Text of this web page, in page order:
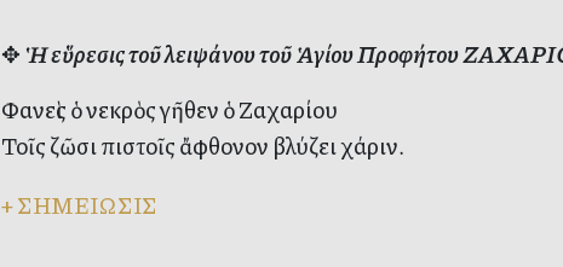
✥ Ἡ εὕρεσις τοῦ λειψάνου τοῦ Ἁγίου Προφήτου
Φανεὶς ὁ νεκρὸς γῆθεν ὁ Ζαχαρίου
Τοῖς ζῶσι πιστοῖς ἄφθονον βλύζει χάριν.
+ΣΗΜΕΙΩΣΙΣ